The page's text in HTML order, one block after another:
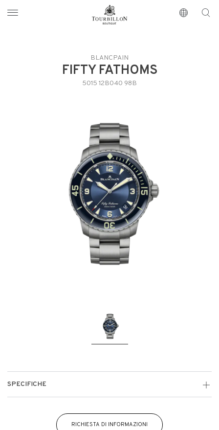
https://www.tourbillon.com/index.php/it
BLANCPAIN
FIFTY FATHOMS
5015 12B040 98B
SPECIFICHE
RICHIESTA DI INFORMAZIONI